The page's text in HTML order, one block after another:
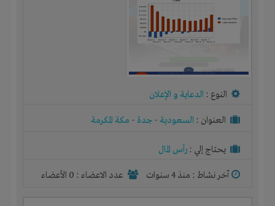
النوع : الدعاية و الإعلان
العنوان : السعودية - جدة - مكة المكرمة
يحتاج إلي : رأس المال
آخر نشاط : منذ 4 سنوات عدد الاعضاء : 0 الأعضاء